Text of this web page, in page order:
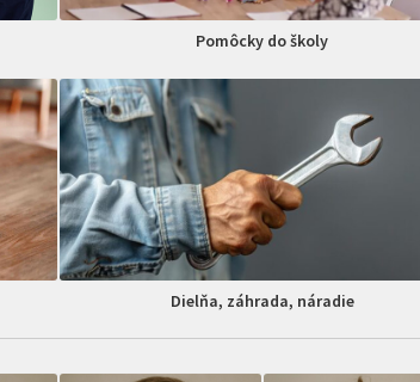
Pomôcky do školy
Dielňa, záhrada, náradie